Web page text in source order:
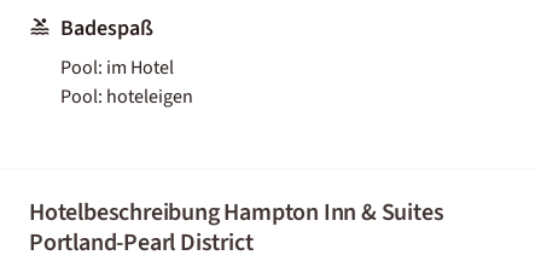
Badespaß
Pool: im Hotel
Pool: hoteleigen
Hotelbeschreibung Hampton Inn & Suites
Portland-Pearl District